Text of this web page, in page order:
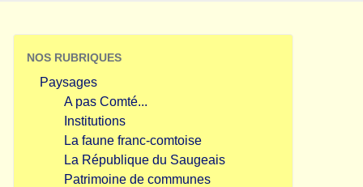
NOS RUBRIQUES
Paysages
A pas Comté...
Institutions
La faune franc-comtoise
La République du Saugeais
Patrimoine de communes